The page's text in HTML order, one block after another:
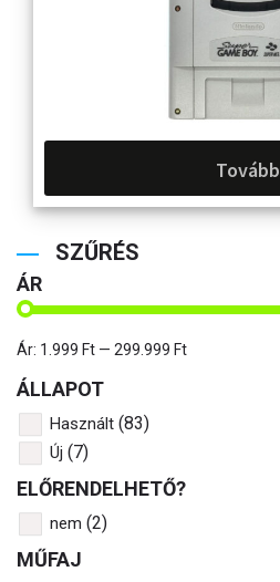
Tovább
SZŰRÉS
ÁR
Ár: 1.999 Ft — 299.999 Ft
ÁLLAPOT
Használt (83)
Új (7)
ELŐRENDELHETŐ?
nem (2)
MŰFAJ